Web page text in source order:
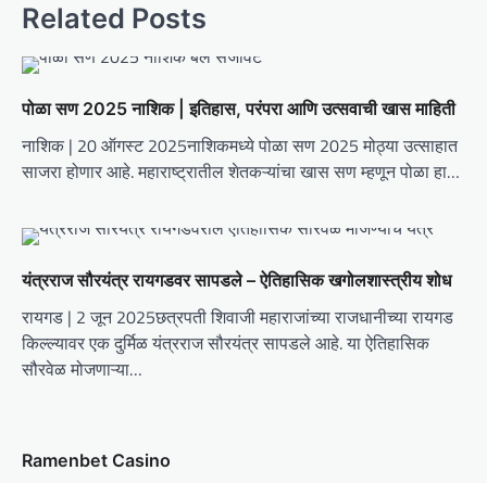
n
a
v
g
t
o
n
Related Posts
पोळा सण 2025 नाशिक | इतिहास, परंपरा आणि उत्सवाची खास माहिती
नाशिक | 20 ऑगस्ट 2025नाशिकमध्ये पोळा सण 2025 मोठ्या उत्साहात
साजरा होणार आहे. महाराष्ट्रातील शेतकऱ्यांचा खास सण म्हणून पोळा हा…
यंत्रराज सौरयंत्र रायगडवर सापडले – ऐतिहासिक खगोलशास्त्रीय शोध
रायगड | 2 जून 2025छत्रपती शिवाजी महाराजांच्या राजधानीच्या रायगड
किल्ल्यावर एक दुर्मिळ यंत्रराज सौरयंत्र सापडले आहे. या ऐतिहासिक
सौरवेळ मोजणाऱ्या…
Ramenbet Casino